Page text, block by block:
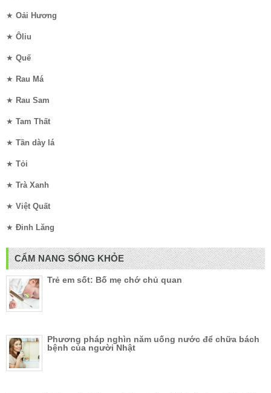
★ Oải Hương
★ Ôliu
★ Quế
★ Rau Má
★ Rau Sam
★ Tam Thất
★ Tần dày lá
★ Tỏi
★ Trà Xanh
★ Việt Quất
★ Đinh Lăng
CẨM NANG SỐNG KHỎE
Trẻ em sốt: Bố mẹ chớ chủ quan
Phương pháp nghìn năm uống nước để chữa bách
bệnh của người Nhật